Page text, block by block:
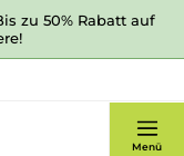
zu 50% Rabatt auf
Menü